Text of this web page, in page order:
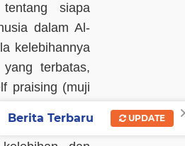
siapa
dalam Al-
kelebihannya
terbatas,
praising (muji
Berita Terbaru UPDATE